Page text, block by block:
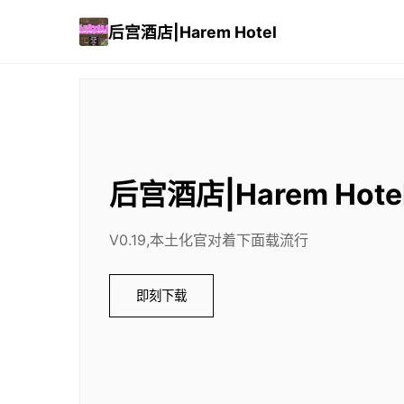
后宫酒店|Harem Hotel
后宫酒店|Harem
V0.19,本土化官对着下面载流行
即刻下载